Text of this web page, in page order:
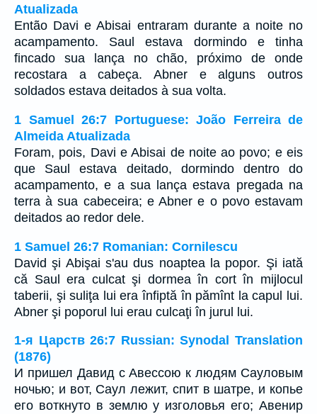
Atualizada
Então Davi e Abisai entraram durante a noite no
acampamento. Saul estava dormindo e tinha
fincado sua lança no chão, próximo de onde
recostara a cabeça. Abner e alguns outros
soldados estava deitados à sua volta.
1 Samuel 26:7 Portuguese: João Ferreira de
Almeida Atualizada
Foram, pois, Davi e Abisai de noite ao povo; e eis
que Saul estava deitado, dormindo dentro do
acampamento, e a sua lança estava pregada na
terra à sua cabeceira; e Abner e o povo estavam
deitados ao redor dele.
1 Samuel 26:7 Romanian: Cornilescu
David şi Abişai s'au dus noaptea la popor. Şi iată
că Saul era culcat şi dormea în cort în mijlocul
taberii, şi suliţa lui era înfiptă în pămînt la capul lui.
Abner şi poporul lui erau culcaţi în jurul lui.
1-я Царств 26:7 Russian: Synodal Translation
(1876)
И пришел Давид с Авессою к людям Сауловым
ночью; и вот, Саул лежит, спит в шатре, и копье
его воткнуто в землю у изголовья его; Авенир